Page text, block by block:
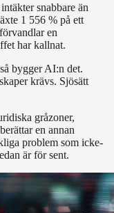
snabbare än
1 556 % på ett
en
har kallnat.
bygger AI:n det.
krävs. Sjösätt
gråzoner,
en annan
problem som icke-
är för sent.